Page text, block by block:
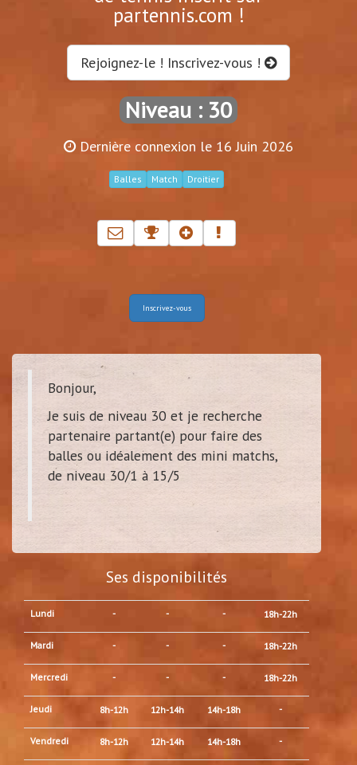
partennis.com !
Rejoignez-le ! Inscrivez-vous !
Niveau : 30
Dernière connexion le 16 Juin 2026
Balles Match Droitier
Inscrivez-vous
Bonjour,
Je suis de niveau 30 et je recherche
partenaire partant(e) pour faire des
balles ou idéalement des mini matchs,
de niveau 30/1 à 15/5
Ses disponibilités
Lundi - - - 18h-22h
Mardi - - - 18h-22h
Mercredi - - - 18h-22h
Jeudi 8h-12h 12h-14h 14h-18h -
Vendredi 8h-12h 12h-14h 14h-18h -